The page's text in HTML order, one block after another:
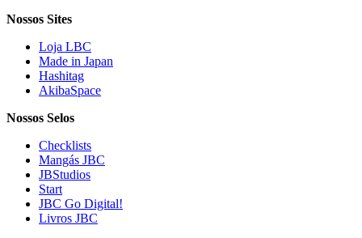
Nossos Sites
Loja LBC
Made in Japan
Hashitag
AkibaSpace
Nossos Selos
Checklists
Mangás JBC
JBStudios
Start
JBC Go Digital!
Livros JBC